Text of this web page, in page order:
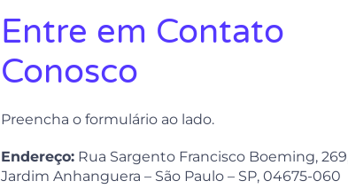
Entre em Contato
Conosco
Preencha o formulário ao lado.
Endereço: Rua Sargento Francisco Boeming,
Jardim Anhanguera – São Paulo – SP, 04675-060